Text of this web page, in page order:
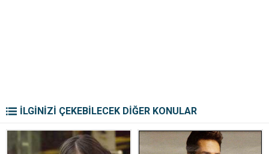
İLGİNİZİ ÇEKEBİLECEK DİĞER KONULAR